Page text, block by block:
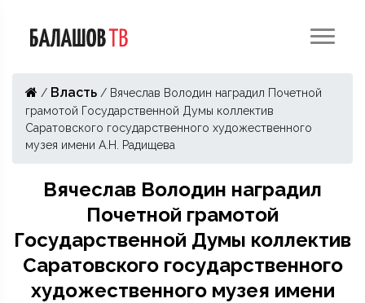
/ Власть / Вячеслав Володин наградил Почетной
грамотой Государственной Думы коллектив
Саратовского государственного художественного
музея имени А.Н. Радищева
Вячеслав Володин наградил
Почетной грамотой
Государственной Думы коллектив
Саратовского государственного
художественного музея имени